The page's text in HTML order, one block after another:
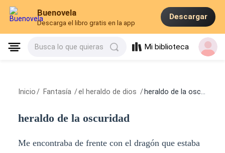
Buenovela
Descarga el libro gratis en la app
Descargar
Busca lo que quieras Mi biblioteca
Inicio / Fantasía /el heraldo de dios / heraldo de la oscuridad
heraldo de la oscuridad
Me encontraba de frente con el dragón que estaba